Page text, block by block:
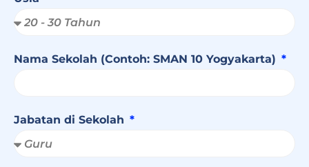
Nama Sekolah (Contoh: SMAN 10 Yogyakarta)
Jabatan di Sekolah